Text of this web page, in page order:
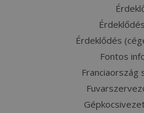
Érdeklődés
Fontos
Franciaország